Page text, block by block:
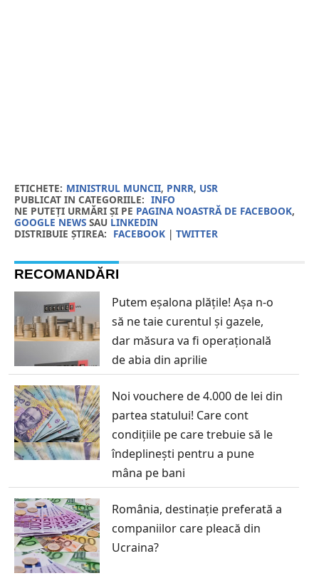
ETICHETE: MINISTRUL MUNCII, PNRR, USR
PUBLICAT IN CATEGORIILE: INFO
NE PUTEȚI URMĂRI ȘI PE PAGINA NOASTRĂ DE FACEBOOK,
GOOGLE NEWSSAU LINKEDIN
DISTRIBUIE ȘTIREA: FACEBOOK| TWITTER
RECOMANDĂRI
Putem eșalona plățile! Așa n-o
să ne taie curentul și gazele,
dar măsura va fi operațională
de abia din aprilie
Noi vouchere de 4.000 de lei din
partea statului! Care cont
condițiile pe care trebuie să le
îndeplinești pentru a pune
mâna pe bani
România, destinație preferată a
companiilor care pleacă din
Ucraina?